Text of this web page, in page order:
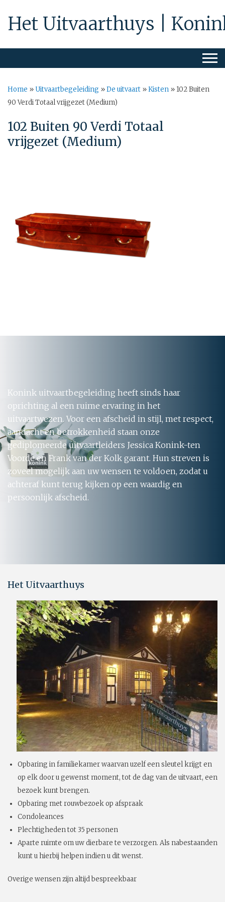
Het Uitvaarthuys |
Home »Uitvaartbegeleiding »De uitvaart »Kisten » 102 Buiten
90 Verdi Totaal vrijgezet (Medium)
102 Buiten 90 Verdi Totaal
vrijgezet (Medium)
Konink uitvaartbegeleiding heeft sinds haar
oprichting al een ruime ervaring in het
uitvaartwezen. Voor een afscheid in stijl, met respect,
aandacht en betrokkenheid staan onze
gediplomeerde uitvaartleiders Jessica Konink-ten
Voorde en Frank van der Kolk garant. Hun streven is
zoveel mogelijk aan uw wensen te voldoen, zodat u
achteraf kunt terug kijken op een waardig en
persoonlijk afscheid.
Het Uitvaarthuys
Opbaring in familiekamer waarvan uzelf een sleutel krijgt en
op elk door u gewenst moment, tot de dag van de uitvaart, een
bezoek kunt brengen.
Opbaring met rouwbezoek op afspraak
Condoleances
Plechtigheden tot 35 personen
Aparte ruimte om uw dierbare te verzorgen. Als nabestaanden
kunt u hierbij helpen indien u dit wenst.
Overige wensen zijn altijd bespreekbaar